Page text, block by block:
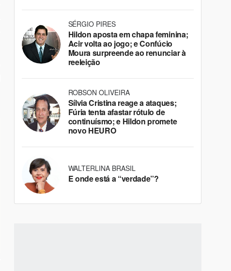
SÉRGIO PIRES
Hildon aposta em chapa feminina;
Acir volta ao jogo; e Confúcio
Moura surpreende ao renunciar à
reeleição
ROBSON OLIVEIRA
Sílvia Cristina reage a ataques;
Fúria tenta afastar rótulo de
continuísmo; e Hildon promete
novo HEURO
WALTERLINA BRASIL
E onde está a “verdade”?